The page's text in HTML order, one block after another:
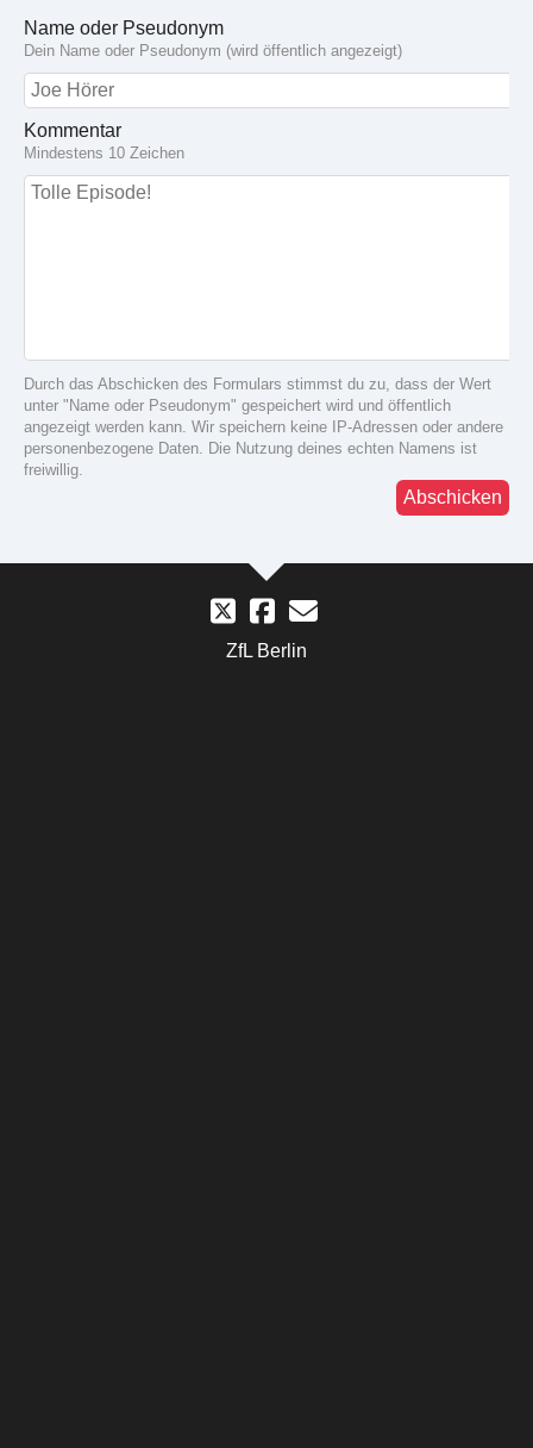
Name oder Pseudonym
Dein Name oder Pseudonym (wird öffentlich angezeigt)
Kommentar
Mindestens 10 Zeichen
Durch das Abschicken des Formulars stimmst du zu, dass der Wert
unter "Name oder Pseudonym" gespeichert wird und öffentlich
angezeigt werden kann. Wir speichern keine IP-Adressen oder andere
personenbezogene Daten. Die Nutzung deines echten Namens ist
freiwillig.
Abschicken
ZfL Berlin